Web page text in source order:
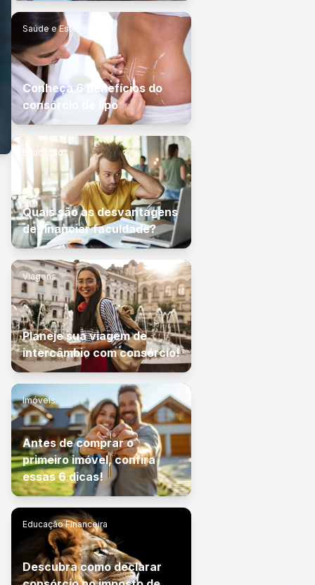
Saúde e Estética
Conheça 6 benefícios do
consórcio de lipo
Educação
Quais são as desvantagens
de financiar faculdade?
Viagens
Planeje sua viagem de
intercâmbio com consórcio!
Imóveis
Antes de comprar o
primeiro imóvel, confira
essas 6 dicas!
Educação Financeira
Descubra como declarar